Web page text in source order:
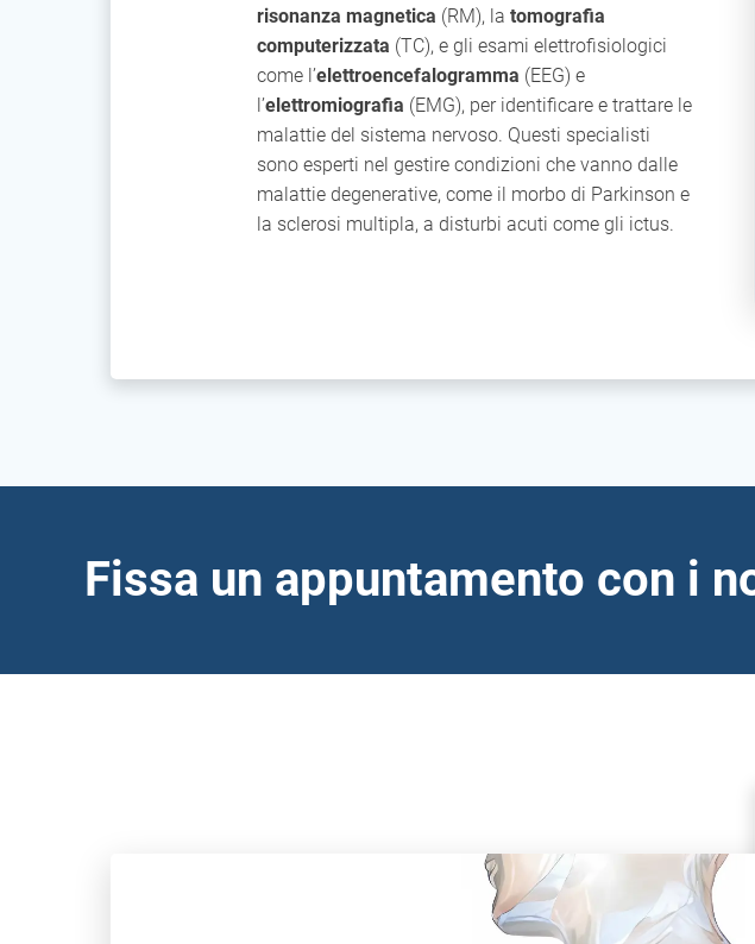
risonanza magnetica (RM), latomografia
computerizzata (TC), e gli esami elettrofisiologici
come l’elettroencefalogramma (EEG) e
l’elettromiografia (EMG), per identificare e trattare le
malattie del sistema nervoso. Questi specialisti
sono esperti nel gestire condizioni che vanno dalle
malattie degenerative, come il morbo di Parkinson e
la sclerosi multipla, a disturbi acuti come gli ictus.
Fissa un appuntamento con i